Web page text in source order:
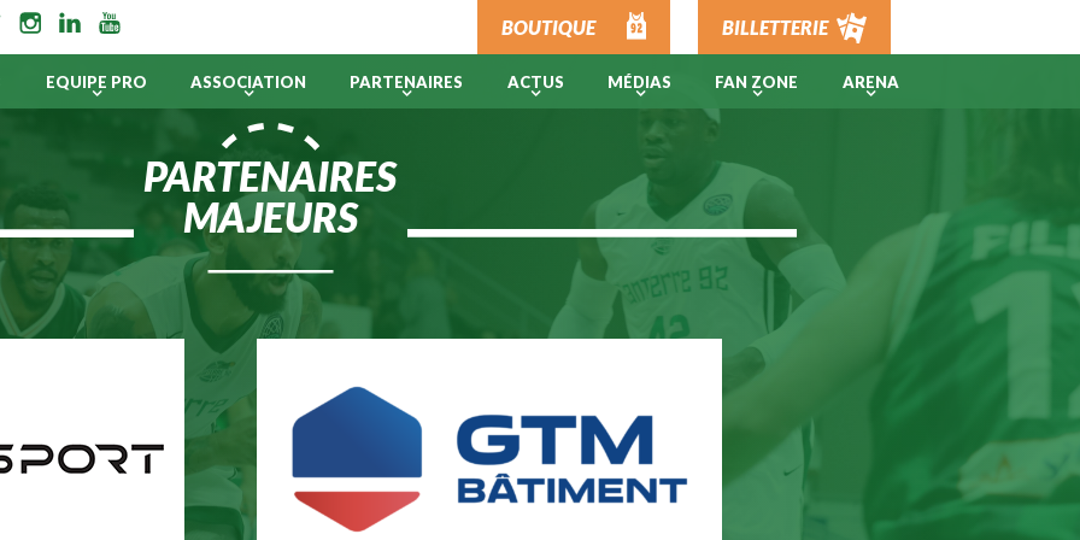
BOUTIQUE BILLETTERIE
EQUIPE PRO ASSOCIATION PARTENAIRES ACTUS MÉDIAS FAN ZONE ARENA
PARTENAIRES
MAJEURS